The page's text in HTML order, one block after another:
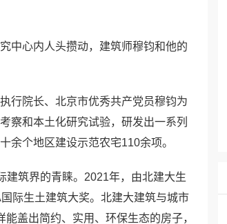
中心内人头攒动，建筑师穆钧和他的
行院长、北京市优秀共产党员穆钧为
察和本土化研究试验，研发出一系列
余个地区建设示范农宅110余项。
建筑界的青睐。2021年，由北建大生
际生土建筑大奖。北建大建筑与城市
盖出简约、实用、环保生态的房子，